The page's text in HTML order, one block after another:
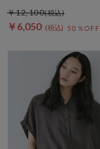
￥6,050 50％OFF
￥12,100